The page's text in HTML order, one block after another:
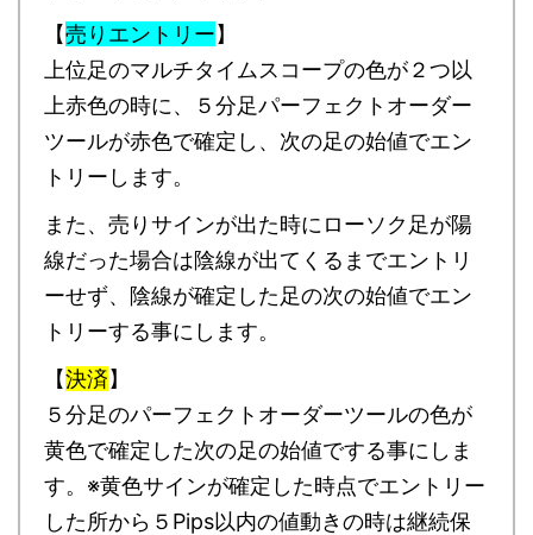
【売りエントリー】
上位足のマルチタイムスコープの色が２つ以
上赤色の時に、５分足パーフェクトオーダー
ツールが赤色で確定し、次の足の始値でエン
トリーします。
また、売りサインが出た時にローソク足が陽
線だった場合は陰線が出てくるまでエントリ
ーせず、陰線が確定した足の次の始値でエン
トリーする事にします。
【決済】
５分足のパーフェクトオーダーツールの色が
黄色で確定した次の足の始値でする事にしま
す。※黄色サインが確定した時点でエントリー
した所から５Pips以内の値動きの時は継続保